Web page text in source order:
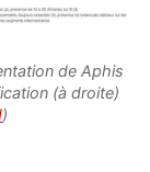
de Aphis
(à droite)
)